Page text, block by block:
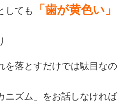
しても
「歯が黄色い」
を落とすだけでは駄目なの
ニズム」をお話しなければ